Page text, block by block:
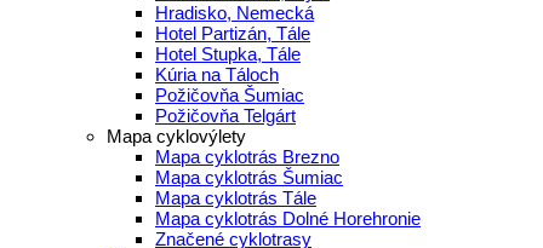
Hradisko, Nemecká
Hotel Partizán, Tále
Hotel Stupka, Tále
Kúria na Táloch
Požičovňa Šumiac
Požičovňa Telgárt
Mapa cyklovýlety
Mapa cyklotrás Brezno
Mapa cyklotrás Šumiac
Mapa cyklotrás Tále
Mapa cyklotrás Dolné Horehronie
Značené cyklotrasy